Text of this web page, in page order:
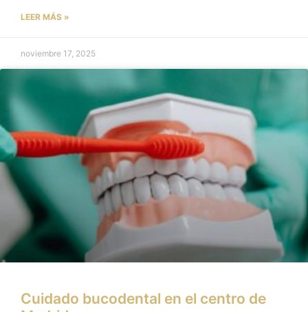
LEER MÁS »
noviembre 17, 2025
Cuidado bucodental en el centro de